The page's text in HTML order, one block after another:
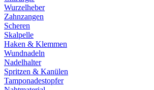
Wurzelheber
Zahnzangen
Scheren
Skalpelle
Haken & Klemmen
Wundnadeln
Nadelhalter
Spritzen & Kanülen
Tamponadestopfer